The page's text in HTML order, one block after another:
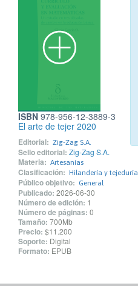
ISBN 978-956-12-3889-3
El arte de tejer 2020
Editorial: Zig-Zag S.A.
Sello editorial: Zig-Zag S.A.
Materia: Artesanías
Clasificación: Hilandería y tejeduría
Público objetivo: General
Publicado: 2026-06-30
Número de edición: 1
Número de páginas: 0
Tamaño: 700Mb
Precio: $11.200
Soporte: Digital
Formato: EPUB